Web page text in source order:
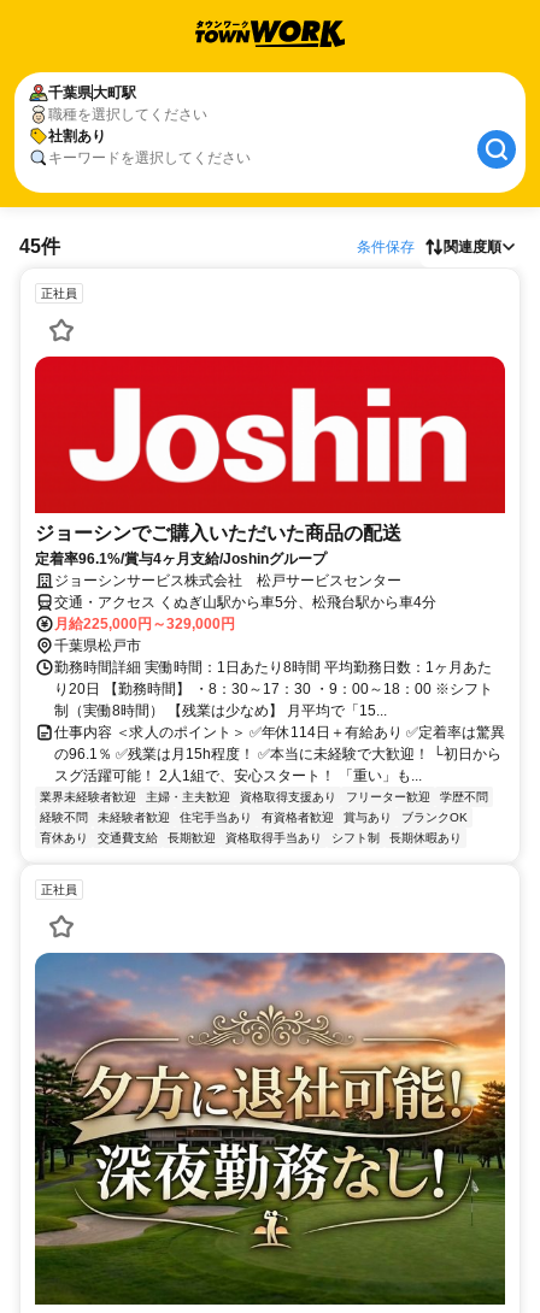
千葉県大町駅
職種を選択してください
社割あり
キーワードを選択してください
45件 条件保存 関連度順
正社員
ジョーシンでご購入いただいた商品の配送
定着率96.1%/賞与4ヶ月支給/Joshinグループ
ジョーシンサービス株式会社 松戸サービスセンター
交通・アクセス くぬぎ山駅から車5分、松飛台駅から車4分
月給225,000円～329,000円
千葉県松戸市
勤務時間詳細 実働時間：1日あたり8時間 平均勤務日数：1ヶ月あた
り20日 【勤務時間】 ・8：30～17：30 ・9：00～18：00 ※シフト
制（実働8時間） 【残業は少なめ】 月平均で「15...
仕事内容 ＜求人のポイント＞ ✅年休114日＋有給あり ✅定着率は驚異
の96.1％ ✅残業は月15h程度！ ✅本当に未経験で大歓迎！ └初日から
スグ活躍可能！ 2人1組で、安心スタート！ 「重い」も...
業界未経験者歓迎 主婦・主夫歓迎 資格取得支援あり フリーター歓迎
学歴不問
経験不問
未経験者歓迎 住宅手当あり 有資格者歓迎 賞与あり
ブランクOK
育休あり
交通費支給 長期歓迎 資格取得手当あり シフト制 長期休暇あり
正社員